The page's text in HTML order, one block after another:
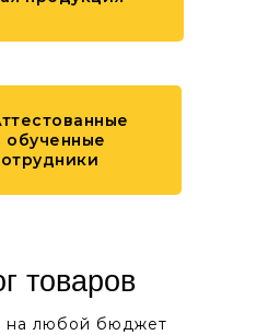
обученные
товаров
на любой бюджет